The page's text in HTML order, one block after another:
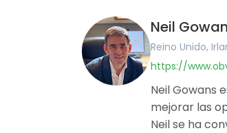
Canadá
Australia
Rumania
Brasil
Argentina
Alemania
Francés
Alemán
Húngaro
Rumano
Neil
Reino Unido,
https://
Neil Gowans
mejorar las
Neil se ha